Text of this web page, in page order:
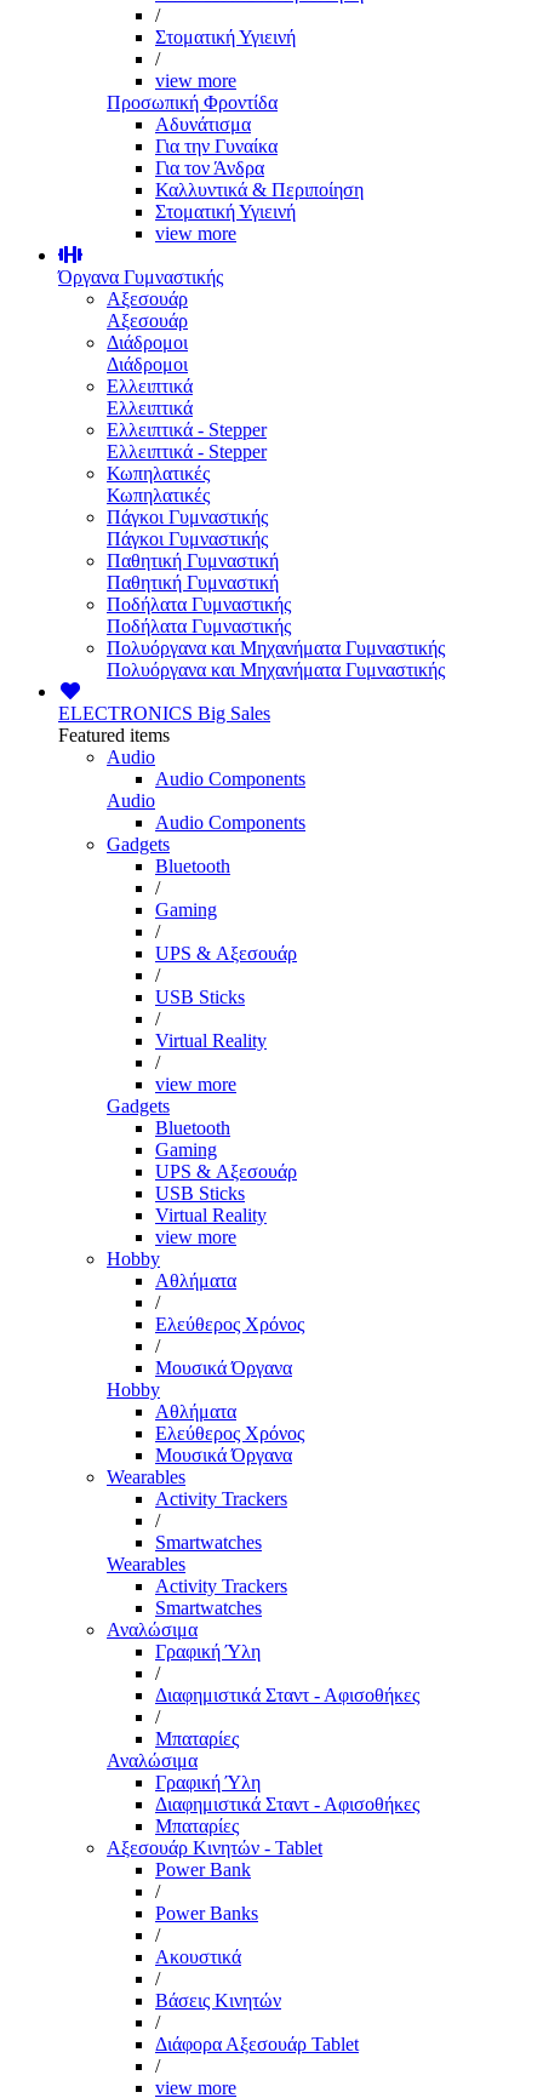
/
Στοματική Υγιεινή
/
view more
Προσωπική Φροντίδα
Αδυνάτισμα
Για την Γυναίκα
Για τον Άνδρα
Καλλυντικά & Περιποίηση
Στοματική Υγιεινή
view more
Όργανα Γυμναστικής
Αξεσουάρ
Αξεσουάρ
Διάδρομοι
Διάδρομοι
Ελλειπτικά
Ελλειπτικά
Ελλειπτικά - Stepper
Ελλειπτικά - Stepper
Κωπηλατικές
Κωπηλατικές
Πάγκοι Γυμναστικής
Πάγκοι Γυμναστικής
Παθητική Γυμναστική
Παθητική Γυμναστική
Ποδήλατα Γυμναστικής
Ποδήλατα Γυμναστικής
Πολυόργανα και Μηχανήματα Γυμναστικής
Πολυόργανα και Μηχανήματα Γυμναστικής
ELECTRONICS Big Sales
Featured items
Audio
Audio Components
Audio
Audio Components
Gadgets
Bluetooth
/
Gaming
/
UPS & Αξεσουάρ
/
USB Sticks
/
Virtual Reality
/
view more
Gadgets
Bluetooth
Gaming
UPS & Αξεσουάρ
USB Sticks
Virtual Reality
view more
Hobby
Αθλήματα
/
Ελεύθερος Χρόνος
/
Μουσικά Όργανα
Hobby
Αθλήματα
Ελεύθερος Χρόνος
Μουσικά Όργανα
Wearables
Activity Trackers
/
Smartwatches
Wearables
Activity Trackers
Smartwatches
Αναλώσιμα
Γραφική Ύλη
/
Διαφημιστικά Σταντ - Αφισοθήκες
/
Μπαταρίες
Αναλώσιμα
Γραφική Ύλη
Διαφημιστικά Σταντ - Αφισοθήκες
Μπαταρίες
Αξεσουάρ Κινητών - Tablet
Power Bank
/
Power Banks
/
Ακουστικά
/
Βάσεις Κινητών
/
Διάφορα Αξεσουάρ Tablet
/
view more